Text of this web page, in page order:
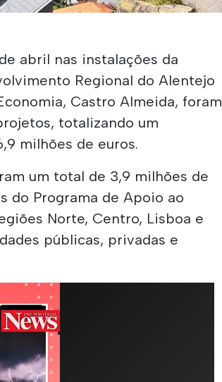
abril nas instalações da
Regional do Alentejo
Castro Almeida, foram
totalizando um
milhões de euros.
um total de 3,9 milhões de
do Programa de Apoio ao
Norte, Centro, Lisboa e
públicas, privadas e